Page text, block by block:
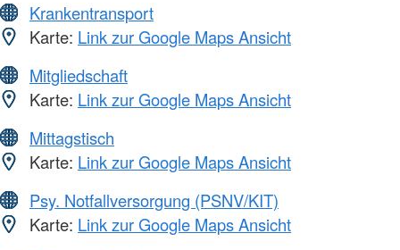
Krankentransport
Karte: Link zur Google Maps Ansicht
Mitgliedschaft
Karte: Link zur Google Maps Ansicht
Mittagstisch
Karte: Link zur Google Maps Ansicht
Psy. Notfallversorgung (PSNV/KIT)
Karte: Link zur Google Maps Ansicht